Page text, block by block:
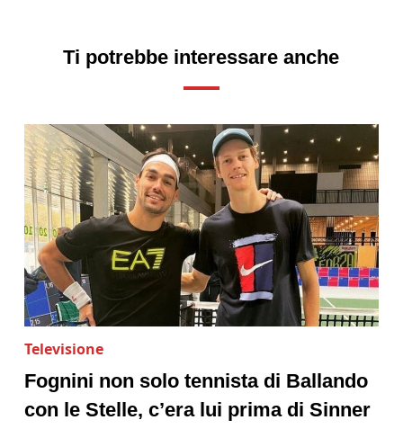
Ti potrebbe interessare anche
Televisione
Fognini non solo tennista di Ballando
con le Stelle, c’era lui prima di Sinner